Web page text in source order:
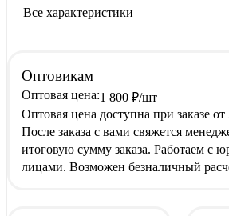
Все характеристики
Оптовикам
Оптовая цена:1 800 ₽/шт
Оптовая цена доступна при заказе
После заказа с вами свяжется
итоговую сумму заказа. Работаем с
лицами. Возможен безналичный